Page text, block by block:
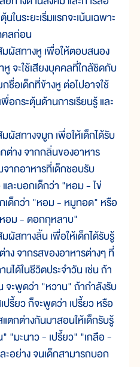
ในระยะเริ่มแรกจะเน้นเฉพาะ
ลก่อน
ผัสทางหู เพื่อให้ตอบสนอง
หู จะใช้เสียงบุคคลที่ใกล้ชิดกับ
กชื่อเด็กที่ข้างหู ต่อไปอาจใช้
อกระตุ้นด้านการเรียนรู้ และ
ผัสทางจมูก เพื่อให้เด็กได้รับ
ต่าง จากกลิ่นของอาหาร
จากอาหารที่เด็กชอบรับ
และบอกเด็กว่า "หอม - ไข่
เด็กว่า "หอม - หมูทอด" หรือ
อม - ดอกกุหลาบ"
ผัสทางลิ้น เพื่อให้เด็กได้รับรู้
าง จากรสของอาหารต่างๆ ที่
นได้ในชีวิตประจำวัน เช่น ถ้า
จะพูดว่า "หวาน" ถ้ากำลังรับ
ปรี้ยว ก็จะพูดว่า เปรี้ยว หรือ
ตกต่างกันมาสอนให้เด็กรับรู้
"มะนาว - เปรี้ยว" "เกลือ -
ะอย่าง จนเด็กสามารถบอก